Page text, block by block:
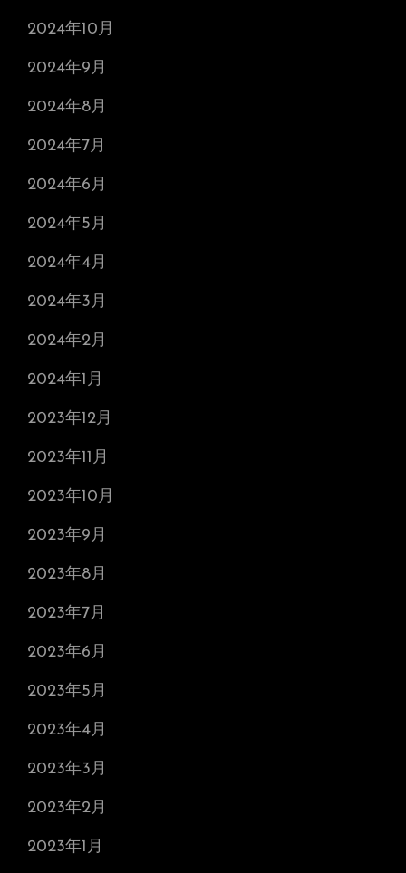
2024年10月
2024年9月
2024年8月
2024年7月
2024年6月
2024年5月
2024年4月
2024年3月
2024年2月
2024年1月
2023年12月
2023年11月
2023年10月
2023年9月
2023年8月
2023年7月
2023年6月
2023年5月
2023年4月
2023年3月
2023年2月
2023年1月